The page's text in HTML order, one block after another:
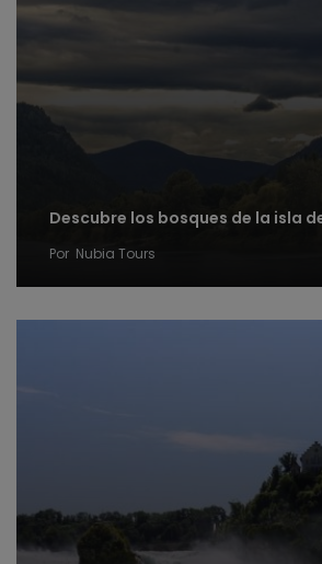
Descubre los bosques de la isla
Por Nubia Tours